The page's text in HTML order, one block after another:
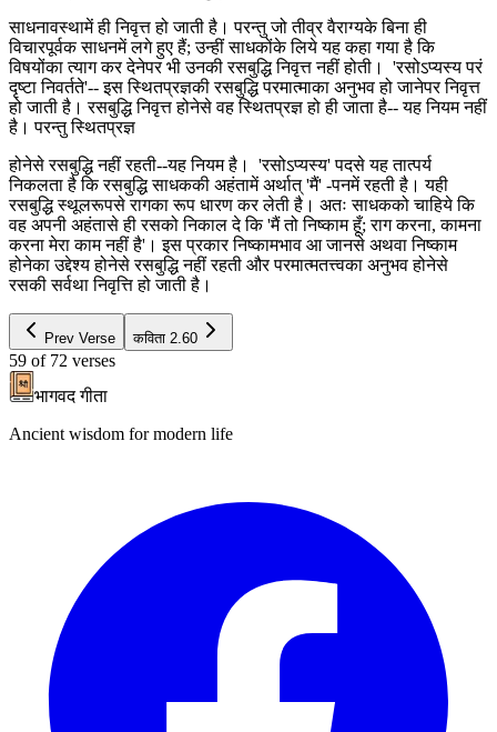
साधनावस्थामें ही निवृत्त हो जाती है। परन्तु जो तीव्र वैराग्यके बिना ही
विचारपूर्वक साधनमें लगे हुए हैं; उन्हीं साधकोंके लिये यह कहा गया है कि
विषयोंका त्याग कर देनेपर भी उनकी रसबुद्धि निवृत्त नहीं होती। 'रसोऽप्यस्य परं
दृष्टा निवर्तते'-- इस स्थितप्रज्ञकी रसबुद्धि परमात्माका अनुभव हो जानेपर निवृत्त
हो जाती है। रसबुद्धि निवृत्त होनेसे वह स्थितप्रज्ञ हो ही जाता है-- यह नियम नहीं
है। परन्तु स्थितप्रज्ञ
होनेसे रसबुद्धि नहीं रहती--यह नियम है। 'रसोऽप्यस्य' पदसे यह तात्पर्य
निकलता है कि रसबुद्धि साधककी अहंतामें अर्थात् 'मैं' -पनमें रहती है। यही
रसबुद्धि स्थूलरूपसे रागका रूप धारण कर लेती है। अतः साधकको चाहिये कि
वह अपनी अहंतासे ही रसको निकाल दे कि 'मैं तो निष्काम हूँ; राग करना, कामना
करना मेरा काम नहीं है'। इस प्रकार निष्कामभाव आ जानसे अथवा निष्काम
होनेका उद्देश्य होनेसे रसबुद्धि नहीं रहती और परमात्मतत्त्वका अनुभव होनेसे
रसकी सर्वथा निवृत्ति हो जाती है।
Prev Verse कविता 2.60
59 of 72 verses
भागवद गीता
Ancient wisdom for modern life